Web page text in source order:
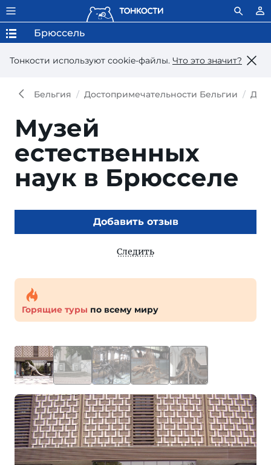
Тонкости используют сookie-файлы. Что это значит?
Брюссель
Бельгия Достопримечательности Бельгии
Музей
естественных
наук в Брюсселе
Добавить отзыв
Следить
Горящие туры по всему миру